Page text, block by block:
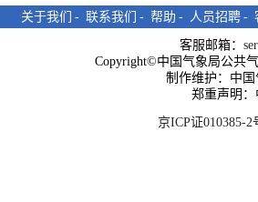
关于我们 - 联系我们 - 帮助 - 人员招聘 -
客服邮箱：
Copyright©中国气象局公共
制作维护：中
郑重声明
京ICP证010385-2